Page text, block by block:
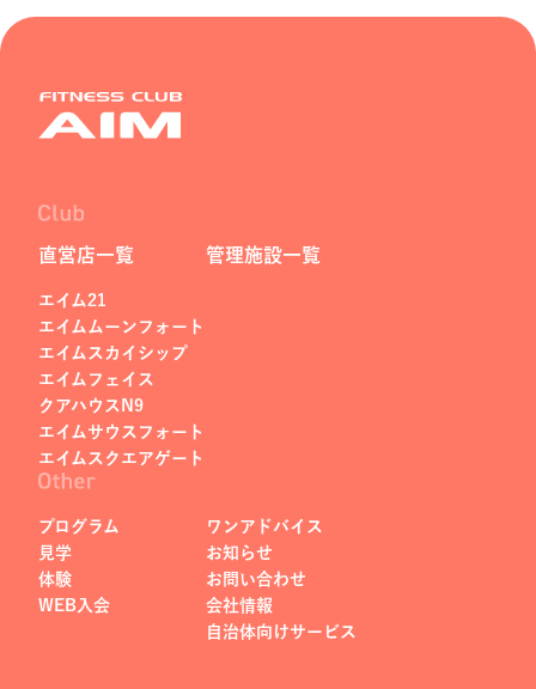
直営店一覧
エイム21
エイムムーンフォート
エイムスカイシップ
エイムフェイス
クアハウスN9
エイムサウスフォート
エイムスクエアゲート
管理施設一覧
プログラム
見学
体験
WEB入会
ワンアドバイス
お知らせ
お問い合わせ
会社情報
自治体向けサービス